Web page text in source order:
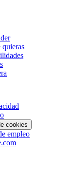
quieras
cookies
empleo